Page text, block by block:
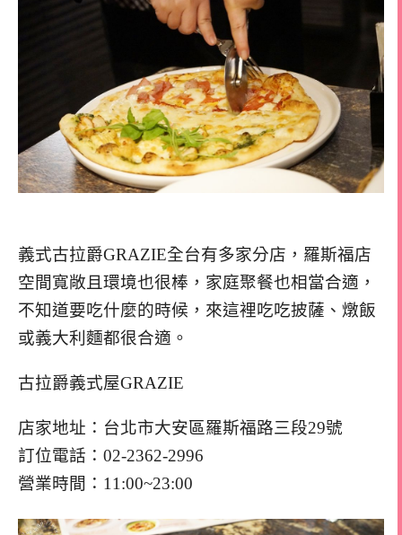
義式古拉爵GRAZIE全台有多家分店，羅斯福店
空間寬敞且環境也很棒，家庭聚餐也相當合適，
不知道要吃什麼的時候，來這裡吃吃披薩、燉飯
或義大利麵都很合適。
古拉爵義式屋GRAZIE
店家地址：台北市大安區羅斯福路三段29號
訂位電話：02-2362-2996
營業時間：11:00~23:00